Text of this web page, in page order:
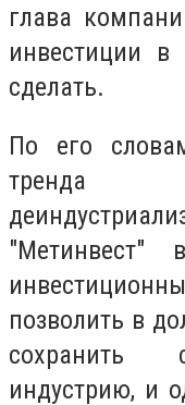
глава
инвестиции в
сделать.
По его
"Метинвест"
позволить в
сохранить
индустрию, и